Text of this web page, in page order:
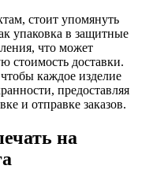
стоит упомянуть
упаковка в защитные
что может
стоимость доставки.
каждое изделие
предоставляя
и отправке заказов.
на